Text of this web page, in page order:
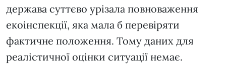
держава суттєво урізала повноваження
екоінспекції, яка мала б перевіряти
фактичне положення. Тому даних для
реалістичної оцінки ситуації немає.